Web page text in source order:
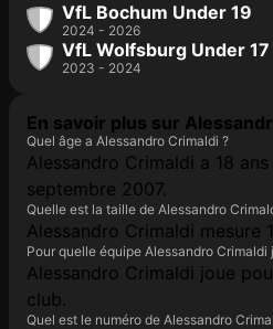
VfL Bochum Under 19
2024 - 2026
VfL Wolfsburg Under 17
2023 - 2024
En savoir plus sur
Quel âge a Alessandro Crimaldi ?
Alessandro Crimaldi a 18
septembre 2007.
Quelle est la taille de Alessandro
Alessandro Crimaldi mesure
Pour quelle équipe Alessandro
Alessandro Crimaldi joue
club.
Quel est le numéro de Alessandro